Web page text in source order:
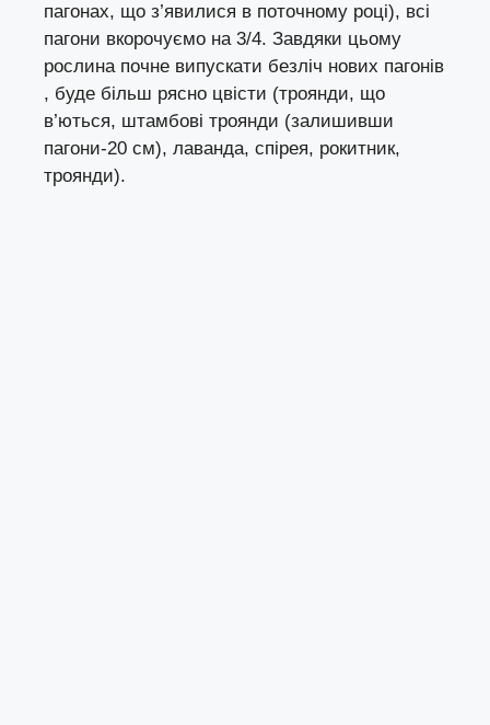
пагонах, що з’явилися в поточному році), всі
пагони вкорочуємо на 3/4. Завдяки цьому
рослина почне випускати безліч нових пагонів
, буде більш рясно цвісти (троянди, що
в’ються, штамбові троянди (залишивши
пагони-20 см), лаванда, спірея, рокитник,
троянди).